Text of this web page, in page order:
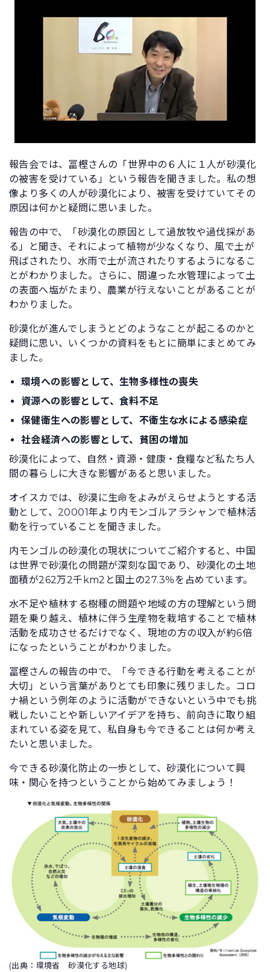
報告会では、冨樫さんの「世界中の６人に１人が砂漠化
の被害を受けている」という報告を聞きました。私の想
像より多くの人が砂漠化により、被害を受けていてその
原因は何かと疑問に思いました。
報告の中で、「砂漠化の原因として過放牧や過伐採があ
る」と聞き、それによって植物が少なくなり、風で土が
飛ばされたり、水雨で土が流されたりするようになるこ
とがわかりました。さらに、間違った水管理によって土
の表面へ塩がたまり、農業が行えないことがあることが
わかりました。
砂漠化が進んでしまうとどのようなことが起こるのかと
疑問に思い、いくつかの資料をもとに簡単にまとめてみ
ました。
環境への影響として、生物多様性の喪失
資源への影響として、食料不足
保健衛生への影響として、不衛生な水による感染症
社会経済への影響として、貧困の増加
砂漠化によって、自然・資源・健康・食糧など私たち人
間の暮らしに大きな影響があると思いました。
オイスカでは、砂漠に生命をよみがえらせようとする活
動として、20001年より内モンゴルアラシャンで植林活
動を行っていることを聞きました。
内モンゴルの砂漠化の現状についてご紹介すると、中国
は世界で砂漠化の問題が深刻な国であり、砂漠化の土地
面積が262万2千km2と国土の27.3％を占めています。
水不足や植林する樹種の問題や地域の方の理解という問
題を乗り越え、植林に伴う生産物を栽培することで植林
活動を成功させるだけでなく、現地の方の収入が約6倍
になったということがわかりました。
冨樫さんの報告の中で、「今できる行動を考えることが
大切」という言葉がありとても印象に残りました。コロ
ナ禍という例年のように活動ができないという中でも挑
戦したいことや新しいアイデアを持ち、前向きに取り組
まれている姿を見て、私自身も今できることは何か考え
たいと思いました。
今できる砂漠化防止の一歩として、砂漠化について興
味・関心を持つということから始めてみましょう！
(出典：環境省 砂漠化する地球)